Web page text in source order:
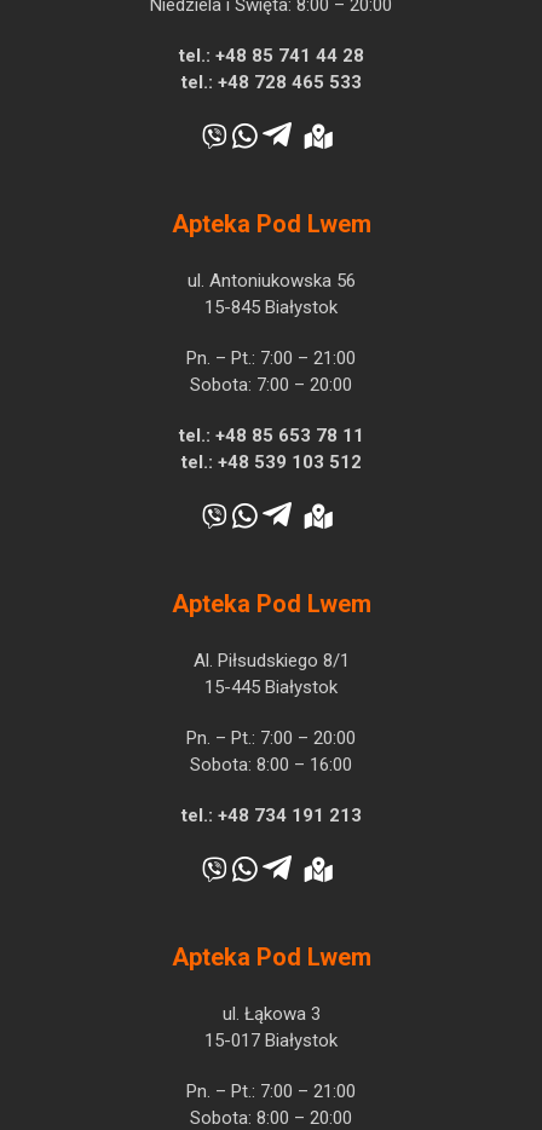
Niedziela i Święta: 8:00 – 20:00
tel.: +48 85 741 44 28
tel.: +48 728 465 533
Apteka Pod Lwem
ul. Antoniukowska 56
15-845 Białystok
Pn. – Pt.: 7:00 – 21:00
Sobota: 7:00 – 20:00
tel.: +48 85 653 78 11
tel.: +48 539 103 512
Apteka Pod Lwem
Al. Piłsudskiego 8/1
15-445 Białystok
Pn. – Pt.: 7:00 – 20:00
Sobota: 8:00 – 16:00
tel.: +48 734 191 213
Apteka Pod Lwem
ul. Łąkowa 3
15-017 Białystok
Pn. – Pt.: 7:00 – 21:00
Sobota: 8:00 – 20:00